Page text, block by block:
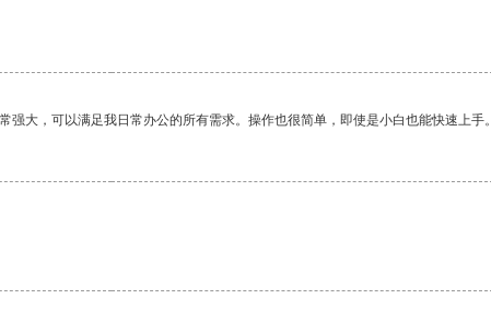
大，可以满足我日常办公的所有需求。操作也很简单，即使是小白也能快速上手。